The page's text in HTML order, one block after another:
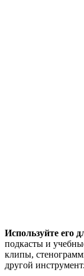
Используйте его
подкасты и
клипы,
другой инструмент.